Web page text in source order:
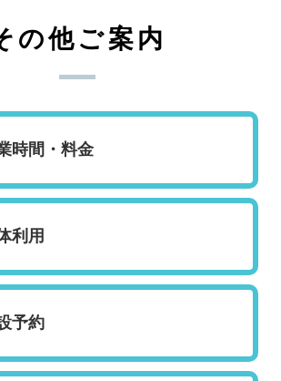
の他ご案内
時間・料金
利用
予約